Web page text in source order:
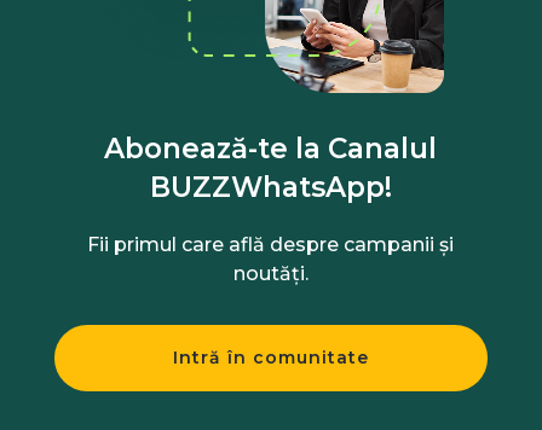
Abonează-te la Canalul
BUZZWhatsApp!
Fii primul care află despre campanii și
noutăți.
Intră în comunitate